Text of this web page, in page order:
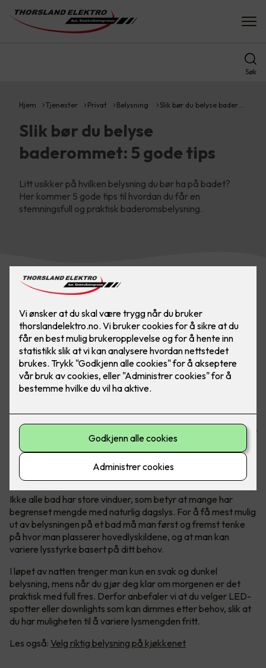
Søk
Hjem Tjenester Privat Belysning Slik bør du belyse bader…
Slik bør du belyse
baderommet: 5 gode tips
Litt usikker på hvilken belysning du bør ha på badet?
Her kommer 5 gode tips til hvordan du får en
stemningsfull og praktisk baderomsbelysning.
badet. I tillegg kan belysning heve det stilmessige uttrykket
1. Bruk dimbare downlights i taket
Ikke alle bad har store vinduer, som betyr at mange har
begrenset mengde med naturlig dagslys. For å få mest mulig
ut av belysningen på et bad må man først og fremst tenke
på hvor man plasserer hovedlyskildene, og at man kan
variere lysstyrke basert på ditt behov.
I løpet av natten trenger man kun en svak og dunkel
belysning, mens når du gjør deg klar om morgenen er det
praktisk med full fres. Derfor anbefaler vi at du velger LED-
spotter eller downlights som kan dimmes etter behov, slik at
du har muligheten til å variere lysmengden fritt.
Les også: Velg riktig belysning på kjøkkenet